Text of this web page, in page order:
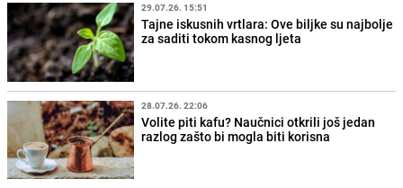
29.07.26. 15:51
Tajne iskusnih vrtlara: Ove biljke su najbolje
za saditi tokom kasnog ljeta
28.07.26. 22:06
Volite piti kafu? Naučnici otkrili još jedan
razlog zašto bi mogla biti korisna